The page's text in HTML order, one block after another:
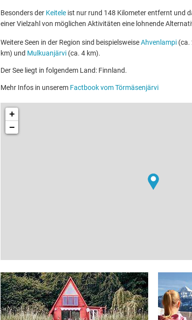
Besonders der Keitele ist nur rund 148 Kilometer entfernt und
einer Vielzahl von möglichen Aktivitäten eine lohnende
Weitere Seen in der Region sind beispielsweiseAhvenlampi (ca.
km) und Mulkuanjärvi (ca. 4 km).
Der See liegt in folgendem Land: Finnland.
Mehr Infos in unserem Factbook vom Törmäsenjärvi
+
−